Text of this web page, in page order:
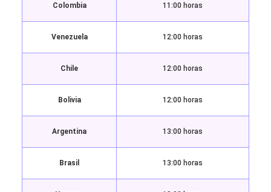
Colombia 11:00 horas
Venezuela 12:00 horas
Chile 12:00 horas
Bolivia 12:00 horas
Argentina 13:00 horas
Brasil 13:00 horas